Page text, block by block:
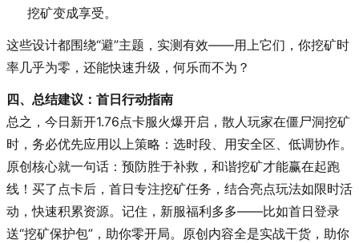
挖矿变成享受。
这些设计都围绕“避”主题，实测有效——用上它们，你挖矿时
率几乎为零，还能快速升级，何乐而不为？
四、总结建议：首日行动指南
总之，今日新开1.76点卡服火爆开启，散人玩家在僵尸洞挖矿
时，务必优先应用以上策略：选时段、用安全区、低调协作。
原创核心就一句话：预防胜于补救，和谐挖矿才能赢在起跑
线！买了点卡后，首日专注挖矿任务，结合亮点玩法如限时活
动，快速积累资源。记住，新服福利多多——比如首日登录
送“挖矿保护包”，助你零开局。原创内容全是实战干货，助你